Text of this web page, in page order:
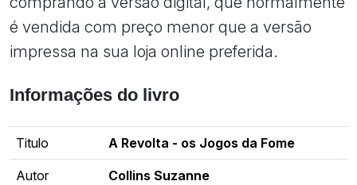
é vendida com preço menor que a versão
impressa na sua loja online preferida.
Informações do livro
Titulo A Revolta - os Jogos da Fome
Autor Collins Suzanne